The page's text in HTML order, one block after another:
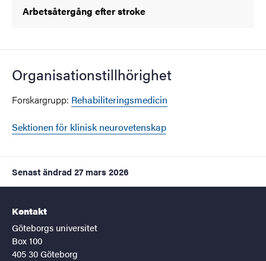
Arbetsåtergång efter stroke
Organisationstillhörighet
Forskargrupp: Rehabiliteringsmedicin
Sektionen för klinisk neurovetenskap
Senast ändrad 27 mars 2026
Kontakt
Göteborgs universitet
Box 100
405 30 Göteborg